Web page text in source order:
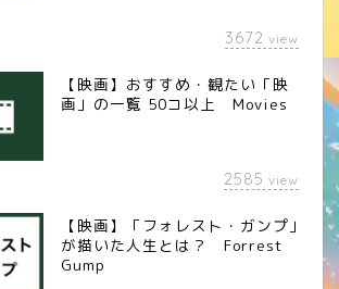
3672 view
【映画】おすすめ・観たい「映
画」の一覧 50コ以上 Movies
2585 view
【映画】「フォレスト・ガンプ」
が描いた人生とは？ Forrest
Gump